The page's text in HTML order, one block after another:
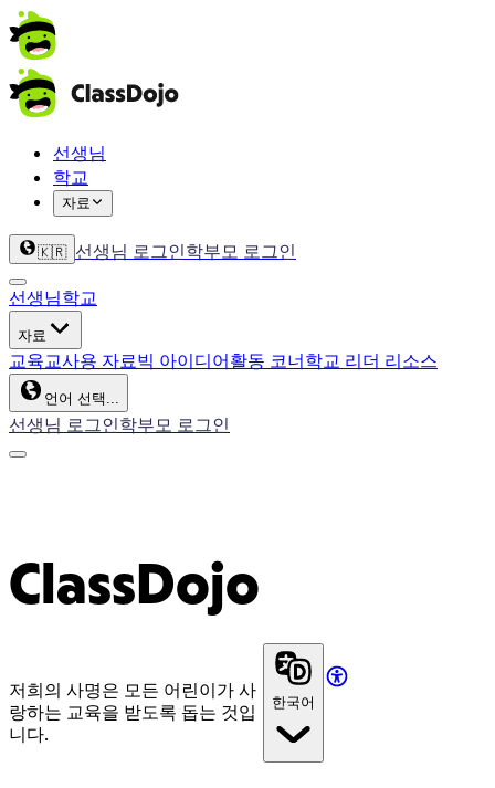
선생님
학교
자료
🇰🇷 선생님 로그인학부모 로그인
선생님학교
자료
교육교사용 자료빅 아이디어활동 코너학교 리더 리소스
언어 선택...
선생님 로그인학부모 로그인
ClassDojo
저희의 사명은 모든 어린이가 사
랑하는 교육을 받도록 돕는 것입
니다.
한국어